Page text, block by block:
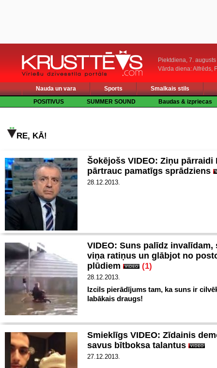
Piektdiena, 7. augusts
Vārda diena: Alfrēds,
Nauda un vara Sports
Smalkais stils
POSITIVUS
SUMMER SOUND Baudas & izpriecas
RE, KĀ!
Šokējošs VIDEO: Ziņu pārraidi
pārtrauc pamatīgs sprādziens
28.12.2013.
VIDEO: Suns palīdz invalīdam,
viņa ratiņus un glābjot no
plūdiem
(1)
28.12.2013.
Izcils pierādījums tam, ka suns ir
labākais draugs!
Smieklīgs VIDEO: Zīdainis
savus bītboksa talantus
27.12.2013.